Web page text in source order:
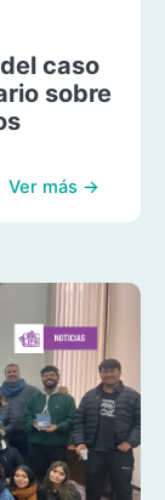
caso
sobre
Ver más →